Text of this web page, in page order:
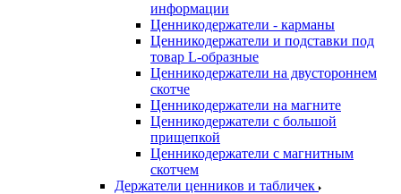
информации
Ценникодержатели - карманы
Ценникодержатели и подставки под
товар L-образные
Ценникодержатели на двустороннем
скотче
Ценникодержатели на магните
Ценникодержатели с большой
прищепкой
Ценникодержатели с магнитным
скотчем
Держатели ценников и табличек